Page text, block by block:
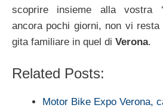
scoprire insieme alla vostra
ancora pochi giorni, non vi resta
gita familiare in quel di Verona.
Related Posts:
Motor Bike Expo Verona,